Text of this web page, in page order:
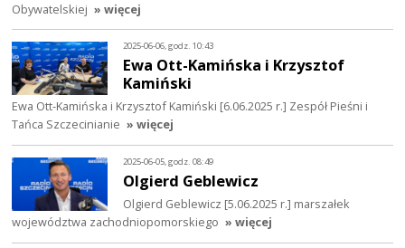
Obywatelskiej » więcej
2025-06-06, godz. 10:43
Ewa Ott-Kamińska i Krzysztof
Kamiński
Ewa Ott-Kamińska i Krzysztof Kamiński [6.06.2025 r.] Zespół Pieśni i
Tańca Szczecinianie » więcej
2025-06-05, godz. 08:49
Olgierd Geblewicz
Olgierd Geblewicz [5.06.2025 r.] marszałek
województwa zachodniopomorskiego » więcej